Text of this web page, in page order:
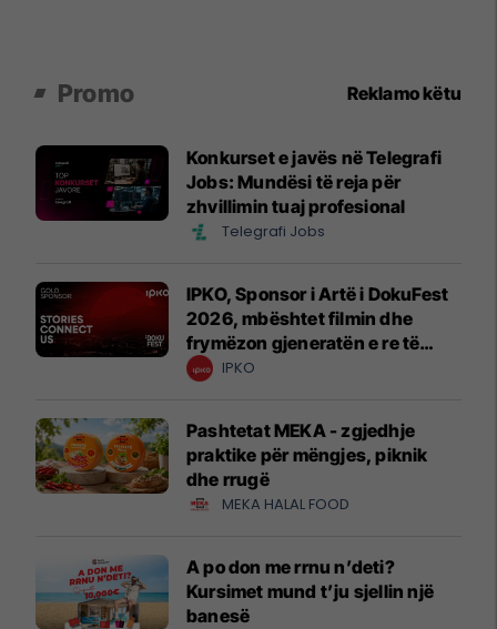
Promo Reklamo këtu
Konkurset e javës në Telegrafi
Jobs: Mundësi të reja për
zhvillimin tuaj profesional
Telegrafi Jobs
IPKO, Sponsor i Artë i DokuFest
2026, mbështet filmin dhe
frymëzon gjeneratën e re të
krijuesve
IPKO
Pashtetat MEKA - zgjedhje
praktike për mëngjes, piknik
dhe rrugë
MEKA HALAL FOOD
A po don me rrnu n’deti?
Kursimet mund t’ju sjellin një
banesë